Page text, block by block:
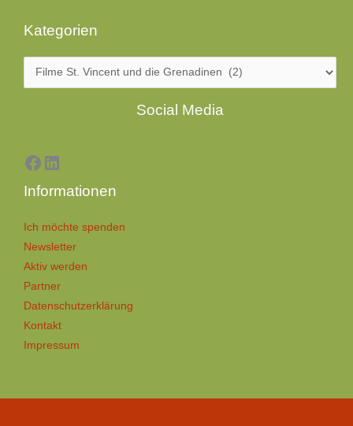
Kategorien
Social Media
Facebook
LinkedIn
Informationen
Ich möchte spenden
Newsletter
Aktiv werden
Partner
Datenschutzerklärung
Kontakt
Impressum